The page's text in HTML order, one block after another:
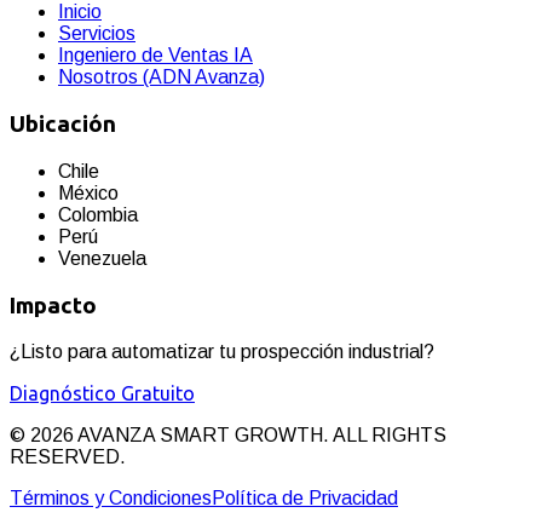
Inicio
Servicios
Ingeniero de Ventas IA
Nosotros (ADN Avanza)
Ubicación
Chile
México
Colombia
Perú
Venezuela
Impacto
¿Listo para automatizar tu prospección industrial?
Diagnóstico Gratuito
© 2026 AVANZA SMART GROWTH. ALL RIGHTS
RESERVED.
Términos y Condiciones Política de Privacidad